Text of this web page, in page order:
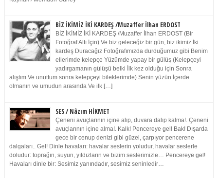
BİZ İKİMİZ İKİ KARDEŞ /Muzaffer İlhan ERDOST
BİZ İKİMİZ İKİ KARDEŞ /Muzaffer İlhan ERDOST (Bir
Fotoğraf Altı İçin) Ve biz geleceğiz bir gün, biz ikimiz İki
kardeş Duracağız Fotoğrafımızda durduğumuz gibi Benim
ellerimde kelepçe Yüzümde yapay bir gülüş (Kelepçeyi
yadırgamanın gülüşü belki İlk kez olduğu için Sonra
alıştım Ve unuttum sonra kelepçeyi bileklerimde) Senin yüzün İçerde
olmanın ve umudun arasında Ve ilk […]
SES / Nâzım HİKMET
Çeneni avuçlarının içine alıp, duvara dalıp kalma!. Çeneni
avuçlarının içine alma!. Kalk! Pencereye gel! Bak! Dışarda
gece bir cenup denizi gibi güzel, çarpıyor pencerene
dalgaları.. Gel! Dinle havaları: havalar seslerin yoludur, havalar seslerle
doludur: toprağın, suyun, yıldızların ve bizim seslerimizle… Pencereye gel!
Havaları dinle bir: Sesimiz yanındadır, sesimiz seninledir…